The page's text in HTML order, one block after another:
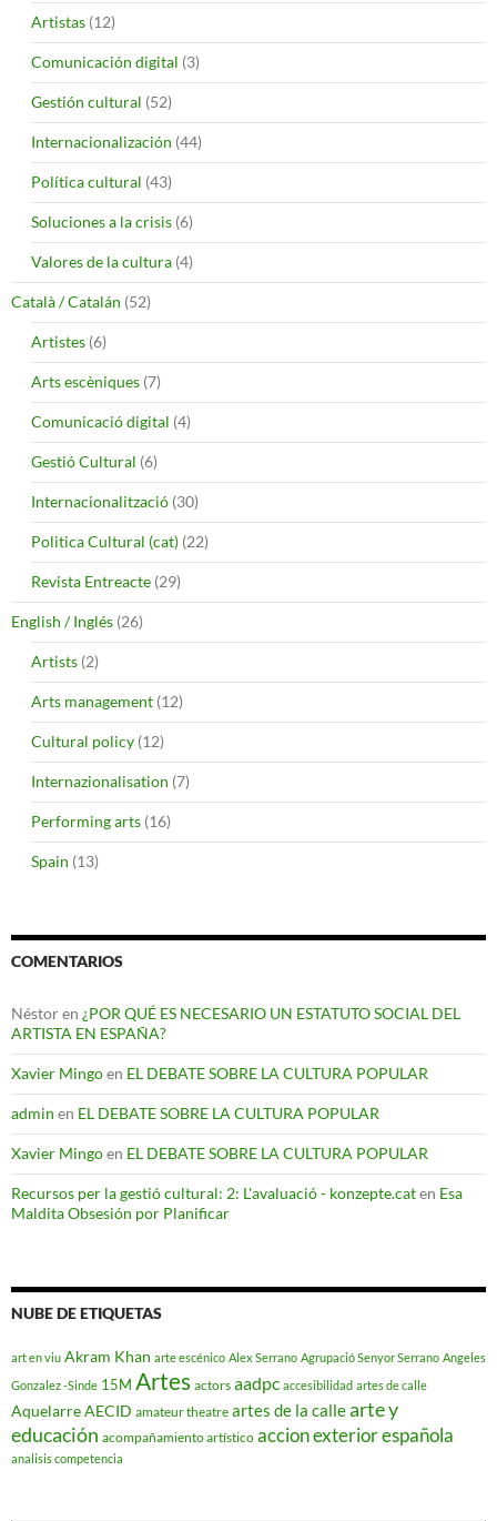
Artistas (12)
Comunicación digital (3)
Gestión cultural (52)
Internacionalización (44)
Política cultural (43)
Soluciones a la crisis (6)
Valores de la cultura (4)
Català / Catalán (52)
Artistes (6)
Arts escèniques (7)
Comunicació digital (4)
Gestió Cultural (6)
Internacionalització (30)
Politica Cultural (cat) (22)
Revista Entreacte (29)
English / Inglés (26)
Artists (2)
Arts management (12)
Cultural policy (12)
Internazionalisation (7)
Performing arts (16)
Spain (13)
COMENTARIOS
Néstoren ¿POR QUÉ ES NECESARIO UN ESTATUTO SOCIAL DEL
ARTISTA EN ESPAÑA?
Xavier Mingoen EL DEBATE SOBRE LA CULTURA POPULAR
admin en EL DEBATE SOBRE LA CULTURA POPULAR
Xavier Mingoen EL DEBATE SOBRE LA CULTURA POPULAR
Recursos per la gestió cultural: 2: L'avaluació - konzepte.caten Esa
Maldita Obsesión por Planificar
NUBE DE ETIQUETAS
art en viu Akram Khan arte escénico Alex Serrano Agrupació Senyor Serrano Angeles
Gonzalez -Sinde 15M Artes actors aadpc accesibilidad artes de calle
AquelarreAECID amateur theatre artes de la callearte y
educación acompañamiento artístico accion exterior española
analisis competencia